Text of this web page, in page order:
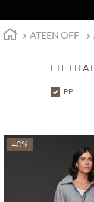
ATEEN OFF
PP
40%